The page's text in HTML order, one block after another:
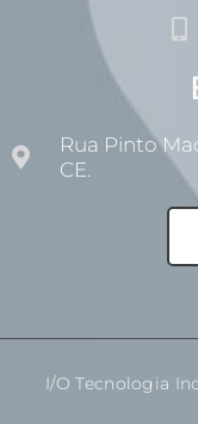
Rua Pinto
CE.
I/O Tecnologia